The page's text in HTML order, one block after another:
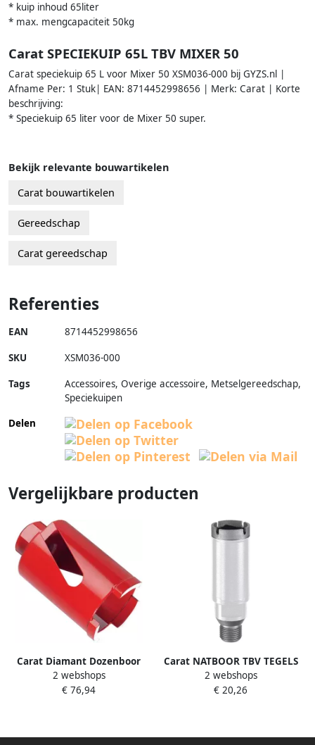
* kuip inhoud 65liter
* max. mengcapaciteit 50kg
Carat SPECIEKUIP 65L TBV MIXER 50
Carat speciekuip 65 L voor Mixer 50 XSM036-000 bij GYZS.nl |
Afname Per: 1 Stuk| EAN: 8714452998656 | Merk: Carat | Korte
beschrijving:
* Speciekuip 65 liter voor de Mixer 50 super.
Bekijk relevante bouwartikelen
Carat bouwartikelen
Gereedschap
Carat gereedschap
Referenties
EAN 8714452998656
SKU XSM036-000
Tags
Accessoires, Overige accessoire, Metselgereedschap,
Speciekuipen
Delen
Vergelijkbare producten
Carat Diamant Dozenboor
42X60Xm16 HDND042604
2 webshops
€ 76,94
Carat NATBOOR TBV TEGELS
NATUURSTEEN Ø10x1 2"G
ETC CLASSIC ETC0100000
2 webshops
€ 20,26